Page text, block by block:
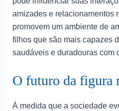
amizades e relacionamentos
promovem um ambiente de
filhos que são mais capazes
saudáveis e duradouras com
O futuro da figura
À medida que a sociedade